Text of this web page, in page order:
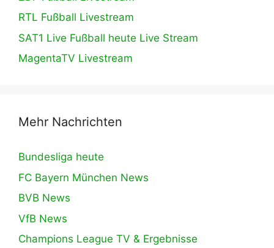
RTL Fußball Livestream
SAT1 Live Fußball heute Live Stream
MagentaTV Livestream
Mehr Nachrichten
Bundesliga heute
FC Bayern München News
BVB News
VfB News
Champions League TV & Ergebnisse